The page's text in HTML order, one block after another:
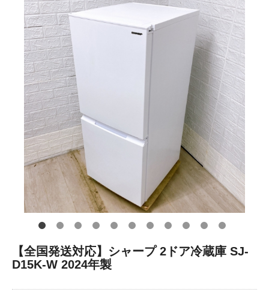
【全国発送対応】シャープ 2ドア冷蔵庫 SJ-
D15K-W 2024年製